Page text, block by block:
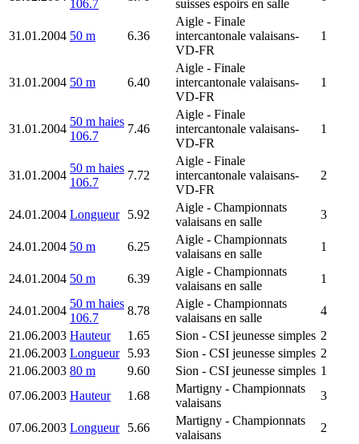
106.7
suisses espoirs en salle
31.01.2004 50 m 6.36
Aigle - Finale
intercantonale valaisans-
VD-FR
1
31.01.2004 50 m 6.40
Aigle - Finale
intercantonale valaisans-
VD-FR
1
31.01.2004
50 m haies
106.7
7.46
Aigle - Finale
intercantonale valaisans-
VD-FR
1
31.01.2004
50 m haies
106.7
7.72
Aigle - Finale
intercantonale valaisans-
VD-FR
2
24.01.2004 Longueur 5.92
Aigle - Championnats
valaisans en salle
3
24.01.2004 50 m 6.25
Aigle - Championnats
valaisans en salle
1
24.01.2004 50 m 6.39
Aigle - Championnats
valaisans en salle
1
24.01.2004
50 m haies
106.7
8.78
Aigle - Championnats
valaisans en salle
4
21.06.2003 Hauteur 1.65 Sion - CSI jeunesse simples 2
21.06.2003 Longueur 5.93 Sion - CSI jeunesse simples 2
21.06.2003 80 m 9.60 Sion - CSI jeunesse simples 1
07.06.2003 Hauteur 1.68
Martigny - Championnats
valaisans
3
07.06.2003 Longueur 5.66
Martigny - Championnats
valaisans
2